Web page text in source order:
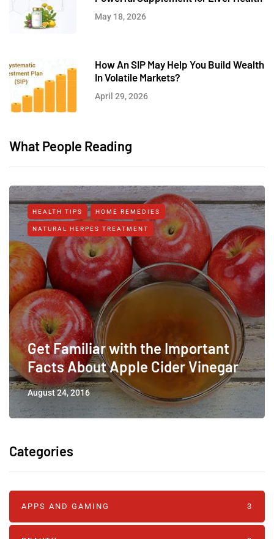
May 18, 2026
How An SIP May Help You Build Wealth
In Volatile Markets?
April 29, 2026
What People Reading
HEALTH TIPS HOME REMEDIES
NATURAL HERPES TREATMENT‎
Get Familiar with the Important
Facts About Apple Cider Vinegar
August 24, 2016
Categories
APPS AND GAMING 3